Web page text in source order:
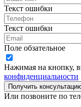
Текст ошибки
Текст ошибки
Поле обзательное
Нажимая на кнопку,
конфиденциальности
Получить
Или позвоните по